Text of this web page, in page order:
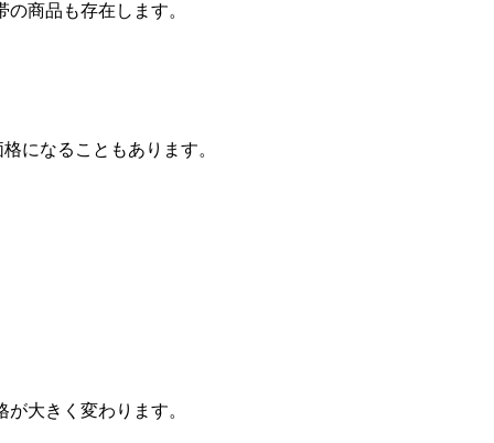
商品も存在します。
になることもあります。
大きく変わります。